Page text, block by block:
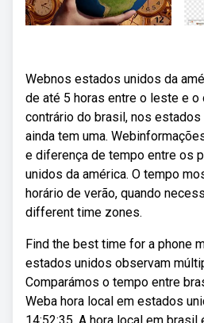
Webnos estados unidos da
de até 5 horas entre o leste e
contrário do brasil, nos
ainda tem uma.
e diferença de tempo entre os
unidos da américa. O tempo
horário de verão, quando
different time zones.
Find the best time for a phone
estados unidos observam
Comparámos o tempo entre
Weba hora local em estados